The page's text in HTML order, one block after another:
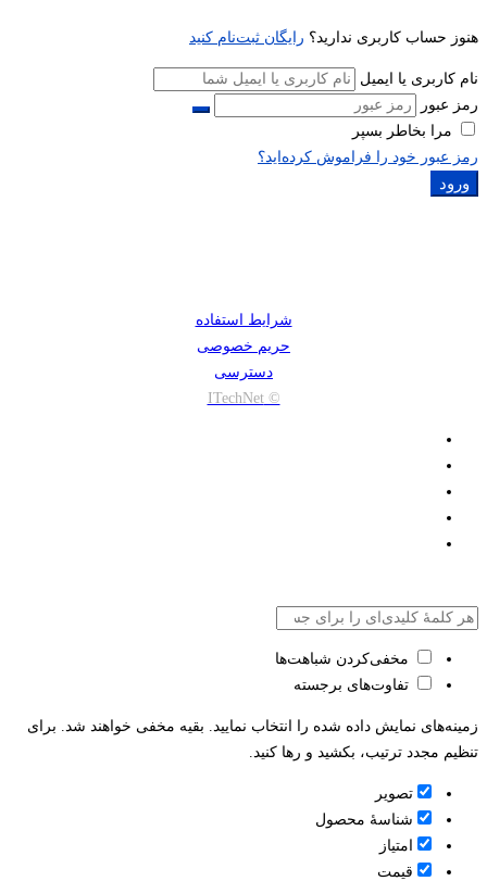
هنوز حساب کاربری ندارید؟ رایگان ثبت‌نام کنید
نام کاربری یا ایمیل
رمز عبور
مرا بخاطر بسپر
رمز عبور خود را فراموش کرده‌اید؟
ورود
شرایط استفاده
حریم خصوصی
دسترسی
© ITechNet
مخفی‌کردن شباهت‌ها
تفاوت‌های برجسته
زمینه‌های نمایش داده شده را انتخاب نمایید. بقیه مخفی خواهند شد. برای
تنظیم مجدد ترتیب، بکشید و رها کنید.
تصویر
شناسۀ محصول
امتیاز
قيمت